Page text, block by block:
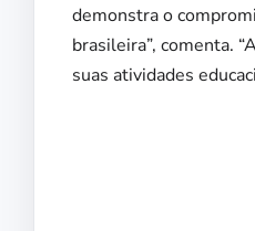
demonstra o
brasileira”, comenta.
suas atividades